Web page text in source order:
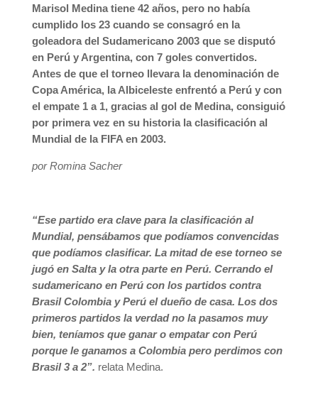
Marisol Medina tiene 42 años, pero no había
cumplido los 23 cuando se consagró en la
goleadora del Sudamericano 2003 que se disputó
en Perú y Argentina, con 7 goles convertidos.
Antes de que el torneo llevara la denominación de
Copa América, la Albiceleste enfrentó a Perú y con
el empate 1 a 1, gracias al gol de Medina, consiguió
por primera vez en su historia la clasificación al
Mundial de la FIFA en 2003.
por Romina Sacher
“Ese partido era clave para la clasificación al
Mundial, pensábamos que podíamos convencidas
que podíamos clasificar. La mitad de ese torneo se
jugó en Salta y la otra parte en Perú. Cerrando el
sudamericano en Perú con los partidos contra
Brasil Colombia y Perú el dueño de casa. Los dos
primeros partidos la verdad no la pasamos muy
bien, teníamos que ganar o empatar con Perú
porque le ganamos a Colombia pero perdimos con
Brasil 3 a 2”. relata Medina.